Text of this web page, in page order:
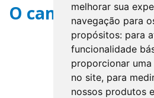
melhorar sua
navegação para
propósitos: para
funcionalidade
proporcionar
no site, para
nossos produtos
O campo title não